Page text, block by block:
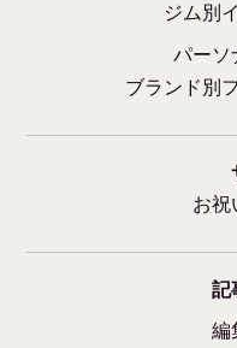
ジム別
パーソ
ブランド別
お祝
記
編